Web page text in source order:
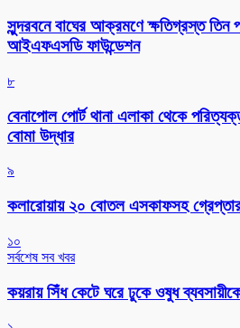
সুন্দরবনে বাঘের আক্রমণে ক্ষতিগ্রস্ত তিন
আইএফএসডি ফাউন্ডেশন
৮
বেনাপোল পোর্ট থানা এলাকা থেকে
বোমা উদ্ধার
৯
কলারোয়ায় ২০ বোতল এসকাফসহ
১০
সর্বশেষ সব খবর
কয়রায় সিঁধ কেটে ঘরে ঢুকে ওষুধ